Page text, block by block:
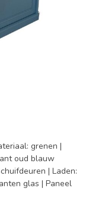
grenen |
oud blauw
| Laden:
glas | Paneel